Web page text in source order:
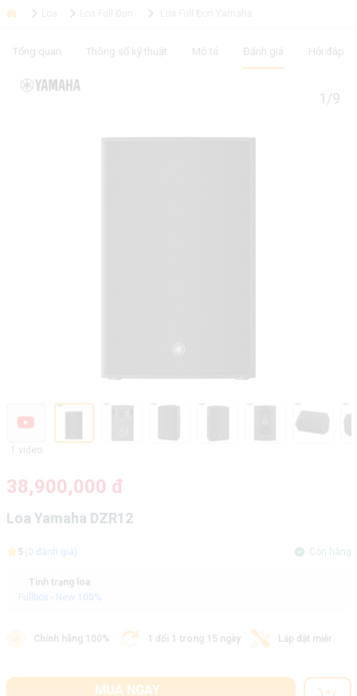
Tổng quan Thông số kỹ thuật Mô tả Đánh giá Hỏi đáp
1/9
1 video
38,900,000 đ
Loa Yamaha DZR12
5 (0 đánh giá) Còn hàng
Tình trạng loa
Fullbox - New 100%
Chính hãng 100% 1 đổi 1 trong 15 ngày Lắp đặt miễn phí
MUA NGAY